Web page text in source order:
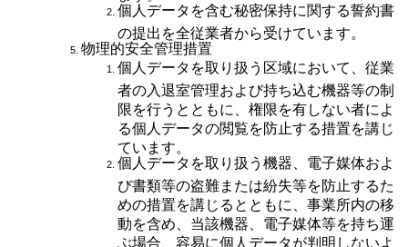
個人データを含む秘密保持に関する誓約書
の提出を全従業者から受けています。
物理的安全管理措置
個人データを取り扱う区域において、従業
者の入退室管理および持ち込む機器等の制
限を行うとともに、権限を有しない者によ
る個人データの閲覧を防止する措置を講じ
ています。
個人データを取り扱う機器、電子媒体およ
び書類等の盗難または紛失等を防止するた
めの措置を講じるとともに、事業所内の移
動を含め、当該機器、電子媒体等を持ち運
ぶ場合、容易に個人データが判明しないよ